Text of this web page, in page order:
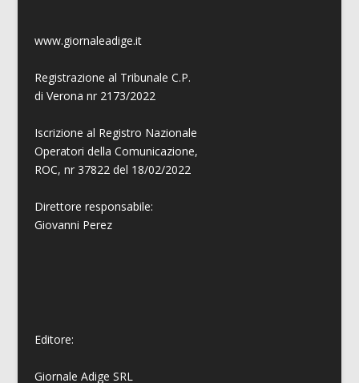
www.giornaleadige.it
Registrazione al Tribunale C.P.
di Verona nr 2173/2022
Iscrizione al Registro Nazionale
Operatori della Comunicazione,
ROC, nr 37822 del 18/02/2022
Direttore responsabile:
Giovanni Perez
Editore:
Giornale Adige SRL